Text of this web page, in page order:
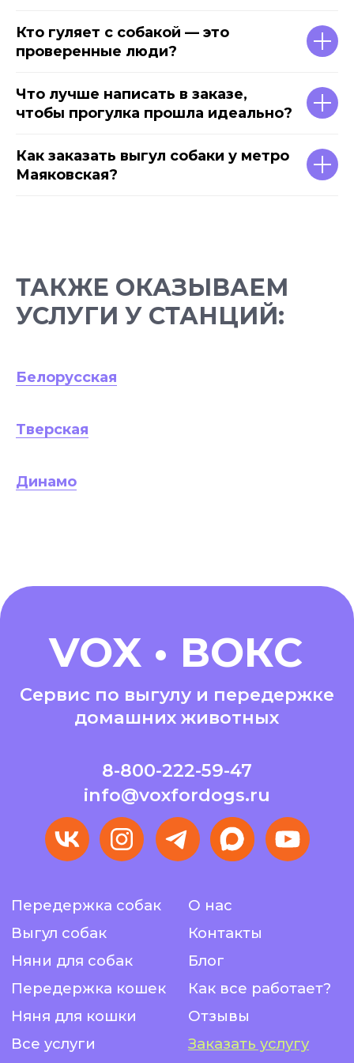
Кто гуляет с собакой — это
проверенные люди?
Что лучше написать в заказе,
чтобы прогулка прошла идеально?
Как заказать выгул собаки у метро
Маяковская?
ТАКЖЕ ОКАЗЫВАЕМ
УСЛУГИ У СТАНЦИЙ:
Белорусская
Тверская
Динамо